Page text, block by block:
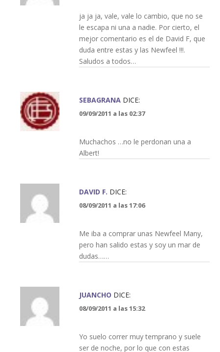
ja ja ja, vale, vale lo cambio, que no se
le escapa ni una a nadie. Por cierto, el
mejor comentario es el de David F, que
duda entre estas y las Newfeel !!!.
Saludos a todos…
SEBAGRANA DICE:
09/09/2011 a las 02:37
Muchachos …no le perdonan una a
Albert!
DAVID F. DICE:
08/09/2011 a las 17:06
Me iba a comprar unas Newfeel Many,
pero han salido estas y soy un mar de
dudas……
JUANCHO DICE:
08/09/2011 a las 15:32
Yo suelo correr muy temprano y suele
ser de noche, por lo que con estas